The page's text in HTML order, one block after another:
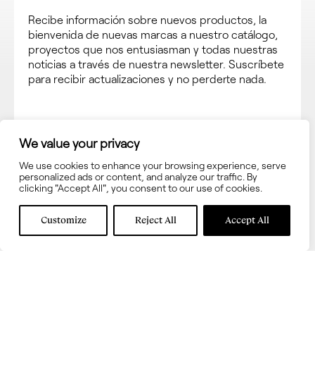
We value your privacy
We use cookies to enhance your browsing experience, serve
personalized ads or content, and analyze our traffic. By
clicking "Accept All", you consent to our use of cookies.
Customize Reject All Accept All
Recibe información sobre nuevos productos, la
bienvenida de nuevas marcas a nuestro catálogo,
proyectos que nos entusiasman y todas nuestras
noticias a través de nuestra newsletter. Suscríbete
para recibir actualizaciones y no perderte nada.
Acepta recibir información sobre novedades en